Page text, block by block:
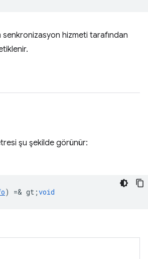
hizmeti tarafından
şu şekilde görünür:
) =& gt;void